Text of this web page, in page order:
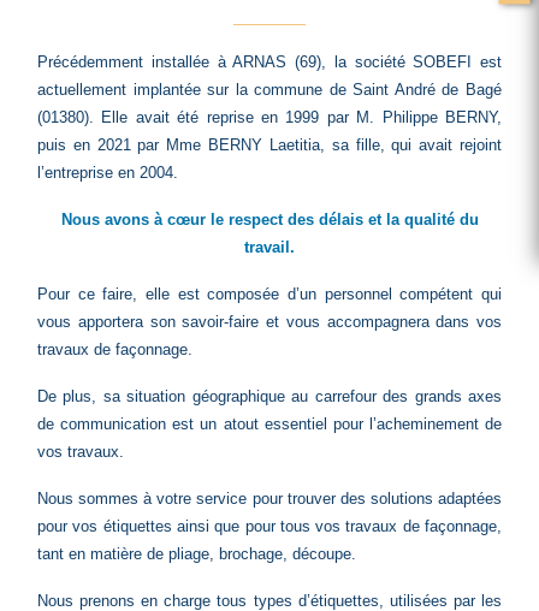
Précédemment installée à ARNAS (69), la société SOBEFI est
actuellement implantée sur la commune de Saint André de Bagé
(01380). Elle avait été reprise en 1999 par M. Philippe BERNY,
puis en 2021 par Mme BERNY Laetitia, sa fille, qui avait rejoint
l’entreprise en 2004.
Nous avons à cœur le respect des délais et la qualité du
travail.
Pour ce faire, elle est composée d’un personnel compétent qui
vous apportera son savoir-faire et vous accompagnera dans vos
travaux de façonnage.
De plus, sa situation géographique au carrefour des grands axes
de communication est un atout essentiel pour l’acheminement de
vos travaux.
Nous sommes à votre service pour trouver des solutions adaptées
pour vos étiquettes ainsi que pour tous vos travaux de façonnage,
tant en matière de pliage, brochage, découpe.
Nous prenons en charge tous types d’étiquettes, utilisées par les